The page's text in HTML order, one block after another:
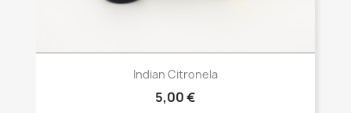
Vista rápida
Indian Citronela
5,00 €